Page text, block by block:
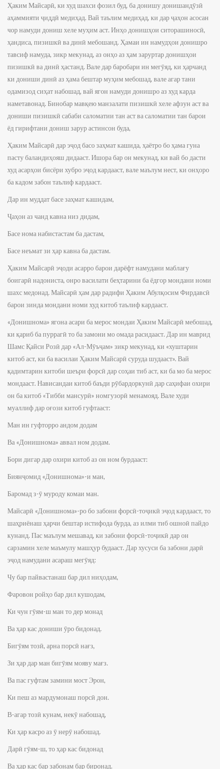
Ҳаким Майсарӣ, ки худ шахси фозил буд, ба донишу донишандӯзӣ
аҳаммияти ҷиддӣ медиҳад. Вай таълим медиҳад, ки дар ҷаҳон асосан
чор намуди дониш хеле муҳим аст. Инҳо донишҳои ситорашиносӣ,
ҳандиса, пизишкӣ ва динӣ мебошанд. Ҳамаи ин намудҳои донишро
тавсиф намуда, зикр мекунад, аз онҳо аз ҳам заруртар донишҳои
пизишкӣ ва динӣ ҳастанд. Вале дар баробари ин мегӯяд, ки ҳарчанд
ки дониши динӣ аз ҳама бештар муҳим мебошад, вале агар тани
одамизод сиҳат набошад, вай ягон намуди донишро аз худ карда
наметавонад. Бинобар мавқею манзалати пизишкӣ хеле афзун аст ва
дониши пизишкӣ сабаби саломатии тан аст ва саломатии тан барои
ёд гирифтани дониш зарур астинсон буда,
Ҳаким Майсарӣ дар эҷод басо заҳмат кашида, ҳаётро бо ҳама гуна
пасту баландиҳояш дидааст. Ишора бар он мекунад, ки вай бо дасти
худ асарҳои бисёри хубро эҷод кардааст, вале маълум нест, ки онҳоро
ба кадом забон таълиф кардааст.
Дар ин муддат басе заҳмат кашидам,
Ҷаҳон аз чанд кавна низ дидам,
Басе нома набистастам ба дастам,
Басе неъмат зи ҳар кавна ба дастам.
Ҳаким Майсарӣ эҷоди асарро барои дарёфт намудани маблағу
боигарӣ надониста, онро василати беҳтарини ба ёдгор мондани номи
шахс медонад. Майсарӣ ҳам дар радифи Ҳаким Абулқосим Фирдавсӣ
барои зинда мондани номи худ китоб таълиф кардааст.
«Донишнома» ягона асари ба мерос мондаи Ҳаким Майсарӣ мебошад,
ки қариб ба пуррагӣ то ба замони мо омада расидааст. Дар ин маврид
Шамс Қайси Розӣ дар «Ал-Мӯъҷам» зикр мекунад, ки «хуштарин
китоб аст, ки ба василаи Ҳаким Майсарӣ суруда шудааст». Вай
қадимтарин китоби шеъри форсӣ дар соҳаи тиб аст, ки ба мо ба мерос
мондааст. Нависандаи китоб баъди рӯбардоркунӣ дар саҳифаи охири
он ба китоб «Тибби мансурӣ» номгузорӣ менамояд. Вале худи
муаллиф дар оғози китоб гуфтааст:
Ман ин гуфторро андом додам
Ва «Донишнома» аввал ном додам.
Бори дигар дар охири китоб аз он ном бурдааст:
Биянҷомид «Донишнома»-и ман,
Баромад з-ӯ муроду комаи ман.
Майсарӣ «Донишнома»-ро бо забони форсӣ-тоҷикӣ эҷод кардааст, то
шаҳриёнаш ҳарчи бештар истифода бурда, аз илми тиб ошноӣ пайдо
кунанд. Пас маълум мешавад, ки забони форсӣ-тоҷикӣ дар он
сарзамин хеле маъмулу машҳур будааст. Дар хусуси ба забони дарӣ
эҷод намудани асараш мегӯяд:
Чу бар пайвастанаш бар дил ниҳодам,
Фаровон ройҳо бар дил кушодам,
Ки чун гӯям-ш ман то дер монад
Ва ҳар кас дониши ӯро бидонад.
Бигӯям тозӣ, арна порсӣ нағз,
Зи ҳар дар ман бигӯям мояву мағз.
Ва пас гуфтам замини мост Эрон,
Ки пеш аз мардумонаш порсӣ дон.
В-агар тозӣ кунам, некӯ набошад,
Ки ҳар касро аз ӯ нерӯ набошад.
Дарӣ гӯям-ш, то ҳар кас бидонад
Ва ҳар кас бар забонам бар биронад.